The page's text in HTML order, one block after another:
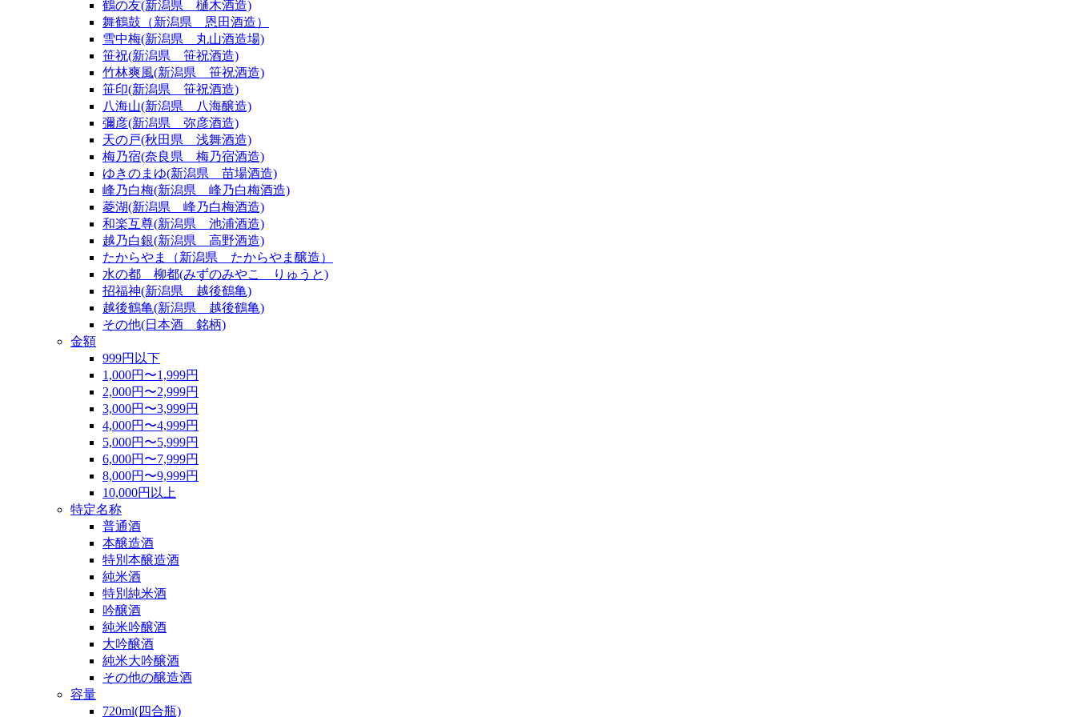
鶴の友(新潟県 樋木酒造)
舞鶴鼓（新潟県 恩田酒造）
雪中梅(新潟県 丸山酒造場)
笹祝(新潟県 笹祝酒造)
竹林爽風(新潟県 笹祝酒造)
笹印(新潟県 笹祝酒造)
八海山(新潟県 八海醸造)
彌彦(新潟県 弥彦酒造)
天の戸(秋田県 浅舞酒造)
梅乃宿(奈良県 梅乃宿酒造)
ゆきのまゆ(新潟県 苗場酒造)
峰乃白梅(新潟県 峰乃白梅酒造)
菱湖(新潟県 峰乃白梅酒造)
和楽互尊(新潟県 池浦酒造)
越乃白銀(新潟県 高野酒造)
たからやま（新潟県 たからやま醸造）
水の都 柳都(みずのみやこ りゅうと)
招福神(新潟県 越後鶴亀)
越後鶴亀(新潟県 越後鶴亀)
その他(日本酒 銘柄)
金額
999円以下
1,000円〜1,999円
2,000円〜2,999円
3,000円〜3,999円
4,000円〜4,999円
5,000円〜5,999円
6,000円〜7,999円
8,000円〜9,999円
10,000円以上
特定名称
普通酒
本醸造酒
特別本醸造酒
純米酒
特別純米酒
吟醸酒
純米吟醸酒
大吟醸酒
純米大吟醸酒
その他の醸造酒
容量
720ml(四合瓶)